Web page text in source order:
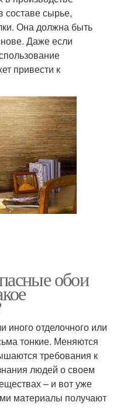
составе сырье,
Она должна быть
Даже если
привести к
обои
иного отделочного или
тонкие. Меняются
требования к
людей о своем
– и вот уже
материалы получают